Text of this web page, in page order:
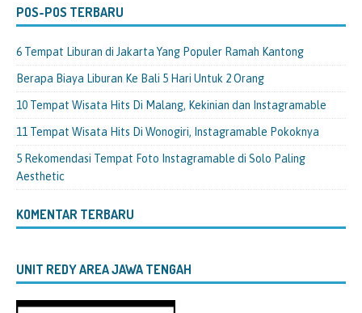
POS-POS TERBARU
6 Tempat Liburan di Jakarta Yang Populer Ramah Kantong
Berapa Biaya Liburan Ke Bali 5 Hari Untuk 2 Orang
10 Tempat Wisata Hits Di Malang, Kekinian dan Instagramable
11 Tempat Wisata Hits Di Wonogiri, Instagramable Pokoknya
5 Rekomendasi Tempat Foto Instagramable di Solo Paling
Aesthetic
KOMENTAR TERBARU
UNIT REDY AREA JAWA TENGAH